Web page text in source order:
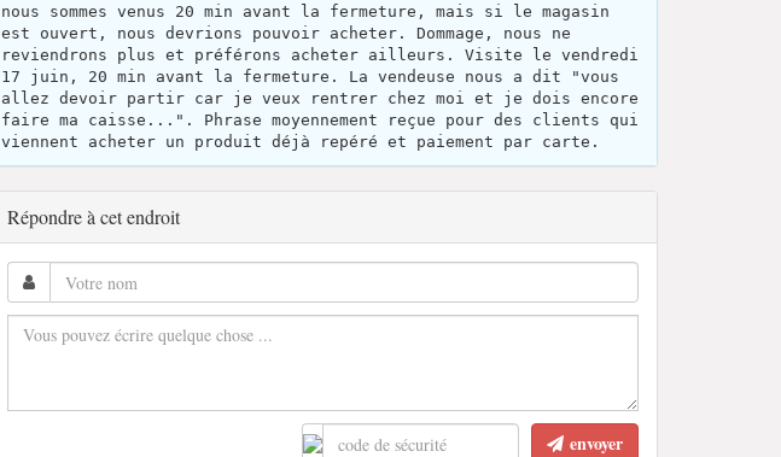
nous sommes venus 20 min avant la fermeture, mais si le magasin
est ouvert, nous devrions pouvoir acheter. Dommage, nous ne
reviendrons plus et préférons acheter ailleurs. Visite le vendredi
17 juin, 20 min avant la fermeture. La vendeuse nous a dit "vous
allez devoir partir car je veux rentrer chez moi et je dois encore
faire ma caisse...". Phrase moyennement reçue pour des clients qui
viennent acheter un produit déjà repéré et paiement par carte.
Répondre à cet endroit
envoyer